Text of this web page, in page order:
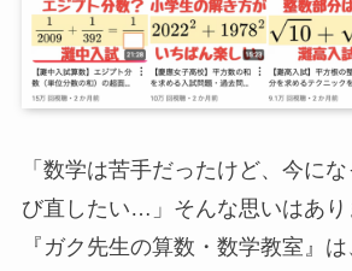
「数学は苦手だったけど、今に
び直したい…」そんな思いはあり
『ガク先生の算数・数学教室』